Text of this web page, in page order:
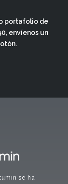
portafolio de
, envíenos un
se ha